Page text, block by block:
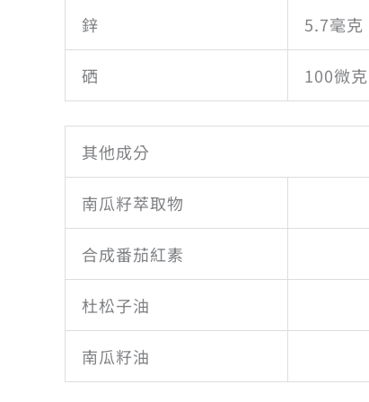
鋅 5.7毫克
硒 100微克
其他成分
南瓜籽萃取物
合成番茄紅素
杜松子油
南瓜籽油